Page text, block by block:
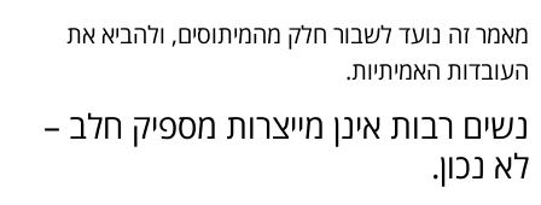
מאמר זה נועד לשבור חלק מהמיתוסים, ולהביא את
העובדות האמיתיות.
נשים רבות אינן מייצרות מספיק חלב –
לא נכון.